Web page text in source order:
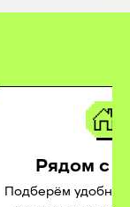
Рядом с
Подберём удобное